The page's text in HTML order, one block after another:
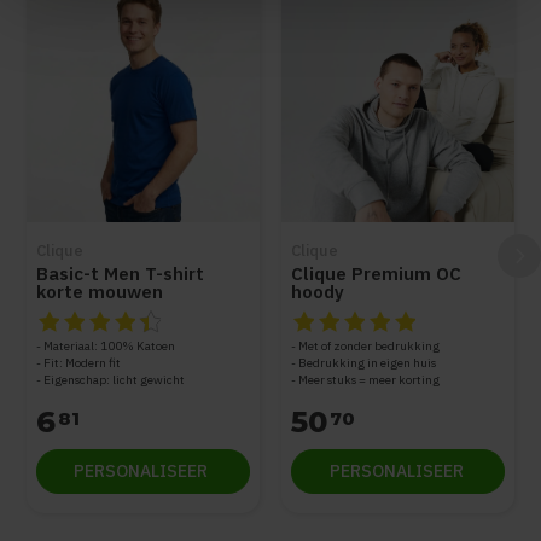
Basic-t Men T-shirt
korte mouwen
De beoordeling van dit product is 4.5 van de 5
Materiaal: 100% Katoen
Fit: Modern fit
Eigenschap: licht gewicht
681
PERSONALISEER
Clique Premium OC
hoody
De beoordeling van dit
Met of zonder bedrukking
Bedrukking in eigen huis
Meer stuks = meer korting
5070
PERSONALISEER